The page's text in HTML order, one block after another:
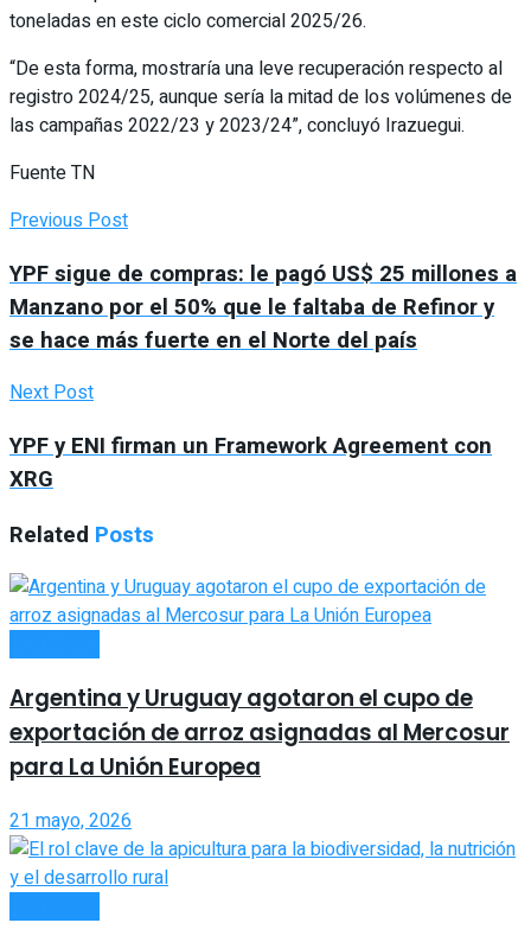
toneladas en este ciclo comercial 2025/26.
“De esta forma, mostraría una leve recuperación respecto al
registro 2024/25, aunque sería la mitad de los volúmenes de
las campañas 2022/23 y 2023/24”, concluyó Irazuegui.
Fuente TN
Previous Post
YPF sigue de compras: le pagó US$ 25 millones a
Manzano por el 50% que le faltaba de Refinor y
se hace más fuerte en el Norte del país
Next Post
YPF y ENI firman un Framework Agreement con
XRG
Related Posts
Argentina y Uruguay agotaron el cupo de
exportación de arroz asignadas al Mercosur
para La Unión Europea
21 mayo, 2026